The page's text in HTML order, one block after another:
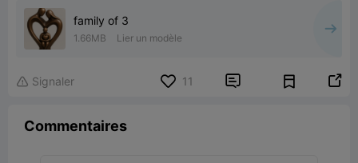
family of 3
1.66MB Lier un modèle
 Signaler 11  
Commentaires